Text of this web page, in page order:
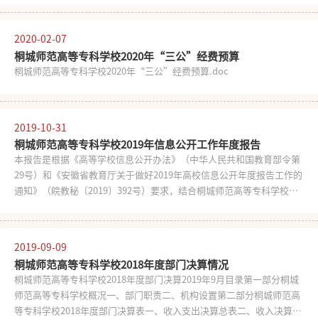
各项工作中，以加强和改进信息公开工作为契机，完善内部治理、提高
工作透明度，助推依法治校和学校改革与发展。（一）加强领导，健全
机制为贯彻落实《中华人民共和国政府信息公开条
学校2020年一般公共预算基本支出表4.桐城师范高等专科学校2020年政
支出表6.桐城师范高等专科学校2020年收支总表7.桐城师范高等专科学
校2020年收入总表8.桐城师范高等专科学校2020年支出总表9.桐城师范
高等专科学校2020年政府采购支出表10.桐城师范高等专科学校2020年
3.关于2020年一般公共预算基本支出情况说明4.关于2020年政府性基金
预算拨款情况说明5.关于2020年国有资本经营预算拨款情况说明6.关于
2020年收支预算总体情况说明7.关于2020年收入预算情况说明8.关于
202
2020-02-07
桐城师范高等专科学校2020年“三公”经费预算
桐城师范高等专科学校2020年“三公”经费预算.doc
2019-10-31
桐城师范高等专科学校2019年信息公开工作年度报告
本报告是根据《高等学校信息公开办法》（中华人民共和国教育部令第
29号）和《安徽省教育厅关于做好2019年高校信息公开年度报告工作的
通知》（皖教秘〔2019〕392号）要求，结合桐城师范高等专科学校
述、信息主动公开情况、依申请公开和不予公开情况、对信息公开的评
和改进措施等。统计数据的时间为2018年9月1日至2019年8月31日。
一、概述2018-2019学年度，我校以习近平新时代中国特色社会主义思
想为指导，全面贯彻党的十九大精神，深入贯彻全国全省教育大会精
神，积极落实上级主管部门关于政务公开工作的决策部署和省教育厅推
进教育公开的总体安排，主动丰富信息公开内容，优化信息公开平台建
2019-09-09
桐城师范高等专科学校2018年度部门决算情况
桐城师范高等专科学校2018年度部门决算2019年9月目录第一部分桐城
师范高等专科学校概况一、部门职责二、机构设置第二部分桐城师范高
等专科学校2018年度部门决算表一、收入支出决算总表二、收入决算表